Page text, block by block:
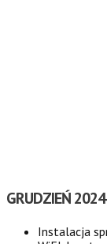
GRUDZIEŃ
Instalacja